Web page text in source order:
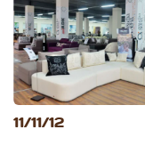
11/11/12